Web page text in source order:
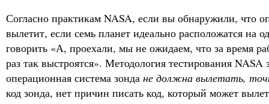
Согласно практикам NASA, если вы обнаружили, что
вылетит, если семь планет идеально расположатся на
говорить «А, проехали, мы не ожидаем, что за время
раз так выстроятся». Методология тестирования NASA
операционная система зонда не должна вылетать,
код зонда, нет причин писать код, который может